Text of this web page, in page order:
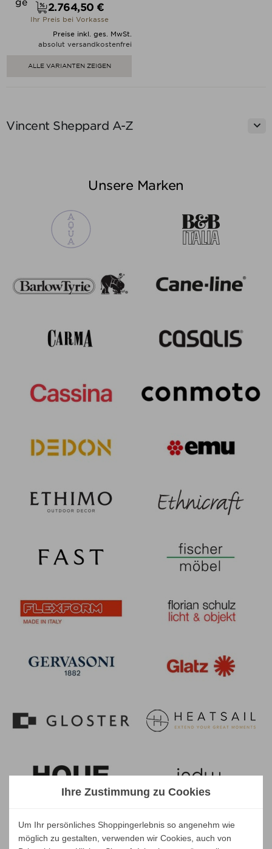
Vincent Sheppard A-Z 
Preis
2.764,50 €
Ihr Preis bei Vorkasse
Preise inkl. ges. MwSt.
absolut versandkostenfrei
ALLE VARIANTEN ZEIGEN
Unsere Marken
Ihre Zustimmung zu Cookies
Um Ihr persönliches Shoppingerlebnis so angenehm wie
möglich zu gestalten, verwenden wir Cookies, auch von